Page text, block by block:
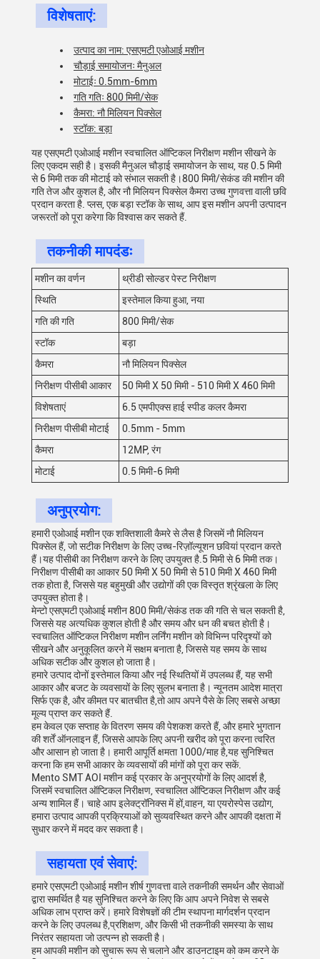
विशेषताएं:
उत्पाद का नाम: एसएमटी एओआई मशीन
चौड़ाई समायोजनः मैनुअल
मोटाईः 0.5mm-6mm
गति गतिः 800 मिमी/सेक
कैमरा: नौ मिलियन पिक्सेल
स्टॉक: बड़ा
यह एसएमटी एओआई मशीन स्वचालित ऑप्टिकल निरीक्षण मशीन सीखने के
लिए एकदम सही है। इसकी मैनुअल चौड़ाई समायोजन के साथ, यह 0.5 मिमी
से 6 मिमी तक की मोटाई को संभाल सकती है।800 मिमी/सेकंड की मशीन की
गति तेज और कुशल है, और नौ मिलियन पिक्सेल कैमरा उच्च गुणवत्ता वाली छवि
प्रदान करता है. प्लस, एक बड़ा स्टॉक के साथ, आप इस मशीन अपनी उत्पादन
जरूरतों को पूरा करेगा कि विश्वास कर सकते हैं.
तकनीकी मापदंडः
मशीन का वर्णन
थ्रीडी सोल्डर पेस्ट निरीक्षण
स्थिति
इस्तेमाल किया हुआ, नया
गति की गति
800 मिमी/सेक
स्टॉक
बड़ा
कैमरा
नौ मिलियन पिक्सेल
निरीक्षण पीसीबी आकार
50 मिमी X 50 मिमी - 510 मिमी X 460 मिमी
विशेषताएं
6.5 एमपीएक्स हाई स्पीड कलर कैमरा
निरीक्षण पीसीबी मोटाई
0.5mm - 5mm
कैमरा
12MP, रंग
मोटाई
0.5 मिमी-6 मिमी
अनुप्रयोग:
हमारी एओआई मशीन एक शक्तिशाली कैमरे से लैस है जिसमें नौ मिलियन
पिक्सेल हैं, जो सटीक निरीक्षण के लिए उच्च-रिज़ॉल्यूशन छवियां प्रदान करते
हैं।यह पीसीबी का निरीक्षण करने के लिए उपयुक्त है.5 मिमी से 6 मिमी तक।
निरीक्षण पीसीबी का आकार 50 मिमी X 50 मिमी से 510 मिमी X 460 मिमी
तक होता है, जिससे यह बहुमुखी और उद्योगों की एक विस्तृत श्रृंखला के लिए
उपयुक्त होता है।
मेन्टो एसएमटी एओआई मशीन 800 मिमी/सेकंड तक की गति से चल सकती है,
जिससे यह अत्यधिक कुशल होती है और समय और धन की बचत होती है।
स्वचालित ऑप्टिकल निरीक्षण मशीन लर्निंग मशीन को विभिन्न परिदृश्यों को
सीखने और अनुकूलित करने में सक्षम बनाता है, जिससे यह समय के साथ
अधिक सटीक और कुशल हो जाता है।
हमारे उत्पाद दोनों इस्तेमाल किया और नई स्थितियों में उपलब्ध हैं, यह सभी
आकार और बजट के व्यवसायों के लिए सुलभ बनाता है। न्यूनतम आदेश मात्रा
सिर्फ एक है, और कीमत पर बातचीत है,तो आप अपने पैसे के लिए सबसे अच्छा
मूल्य प्राप्त कर सकते हैं.
हम केवल एक सप्ताह के वितरण समय की पेशकश करते हैं, और हमारे भुगतान
की शर्तें ऑनलाइन हैं, जिससे आपके लिए अपनी खरीद को पूरा करना त्वरित
और आसान हो जाता है। हमारी आपूर्ति क्षमता 1000/माह है,यह सुनिश्चित
करना कि हम सभी आकार के व्यवसायों की मांगों को पूरा कर सकें.
Mento SMT AOI मशीन कई प्रकार के अनुप्रयोगों के लिए आदर्श है,
जिसमें स्वचालित ऑप्टिकल निरीक्षण, स्वचालित ऑप्टिकल निरीक्षण और कई
अन्य शामिल हैं। चाहे आप इलेक्ट्रॉनिक्स में हों,वाहन, या एयरोस्पेस उद्योग,
हमारा उत्पाद आपकी प्रक्रियाओं को सुव्यवस्थित करने और आपकी दक्षता में
सुधार करने में मदद कर सकता है।
सहायता एवं सेवाएं:
हमारे एसएमटी एओआई मशीन शीर्ष गुणवत्ता वाले तकनीकी समर्थन और सेवाओं
द्वारा समर्थित है यह सुनिश्चित करने के लिए कि आप अपने निवेश से सबसे
अधिक लाभ प्राप्त करें। हमारे विशेषज्ञों की टीम स्थापना मार्गदर्शन प्रदान
करने के लिए उपलब्ध है,प्रशिक्षण, और किसी भी तकनीकी समस्या के साथ
निरंतर सहायता जो उत्पन्न हो सकती है।
हम आपकी मशीन को सुचारू रूप से चलाने और डाउनटाइम को कम करने के